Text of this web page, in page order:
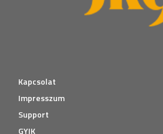
Kapcsolat
Impresszum
Support
GYIK